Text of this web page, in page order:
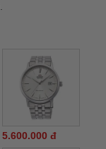
5.600.000 đ